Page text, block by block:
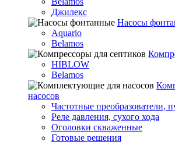
Джилекс
Насосы
Aquario
Belamos
HIBLOW
Belamos
насосов
Частотные преобразователи,
Реле давления, сухого хода
Оголовки скваженные
Готовые решения